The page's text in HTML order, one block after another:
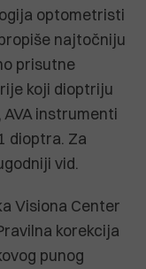
optometristi
najtočniju
prisutne
koji dioptriju
instrumenti
dioptra. Za
vid.
Visiona Center
korekcija
punog